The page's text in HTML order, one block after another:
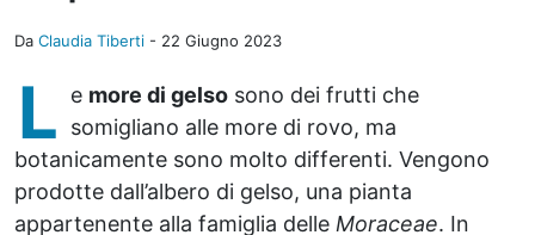
Da Claudia Tiberti - 22 Giugno 2023
L e more di gelso sono dei frutti che
somigliano alle more di rovo, ma
botanicamente sono molto differenti. Vengono
prodotte dall’albero di gelso, una pianta
appartenente alla famiglia delle Moraceae. In